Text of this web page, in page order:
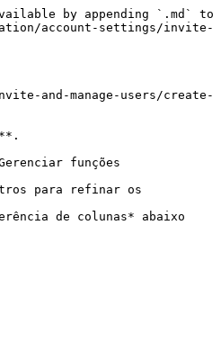
by appending `.md` to
account-settings/invite-
and-manage-users/create-
funções
para refinar os
de colunas* abaixo